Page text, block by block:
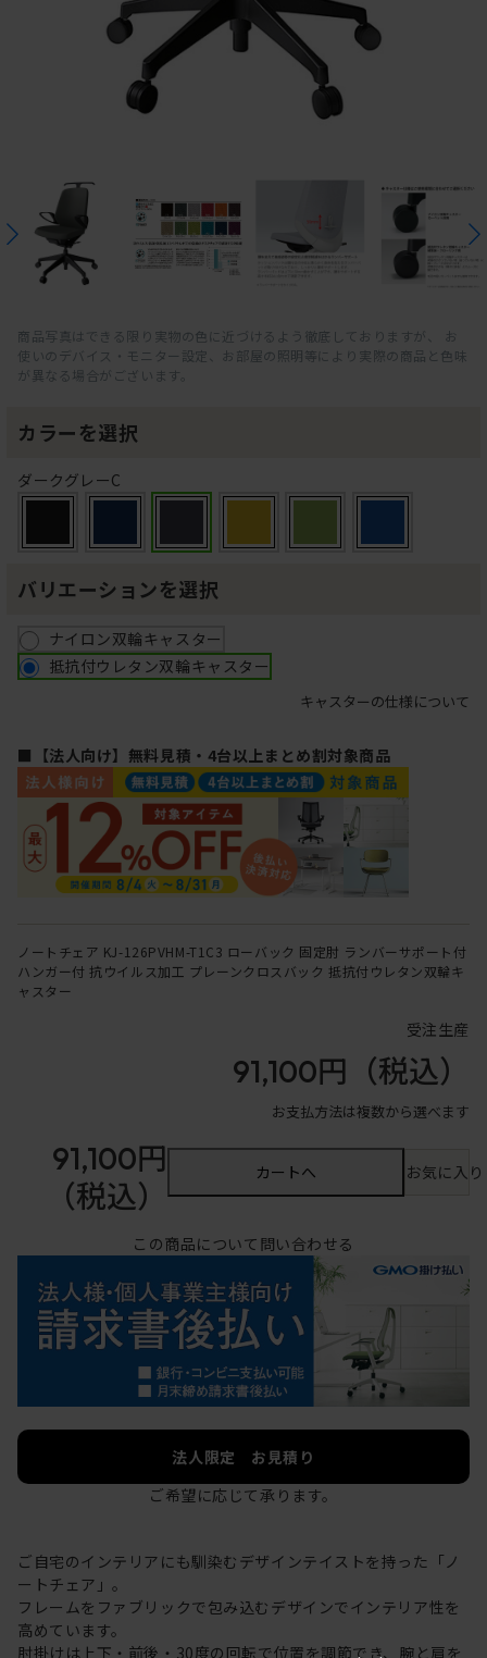
商品写真はできる限り実物の色に近づけるよう徹底しておりますが、 お
使いのデバイス・モニター設定、お部屋の照明等により実際の商品と色味
が異なる場合がございます。
カラーを選択
ダークグレーC
バリエーションを選択
ナイロン双輪キャスター
抵抗付ウレタン双輪キャスター
キャスターの仕様について
■【法人向け】無料見積・4台以上まとめ割対象商品
ノートチェア KJ-126PVHM-T1C3 ローバック 固定肘 ランバーサポート付
ハンガー付 抗ウイルス加工 プレーンクロスバック 抵抗付ウレタン双輪キ
ャスター
受注生産
91,100円 （税込）
お支払方法は複数から選べます
91,100円
（税込）
カートへ お気に入
この商品について問い合わせる
法人限定 お見積り
ご希望に応じて承ります。
ご自宅のインテリアにも馴染むデザインテイストを持った「ノ
ートチェア」。
フレームをファブリックで包み込むデザインでインテリア性を
高めています。
肘掛けは上下・前後・30度の回転で位置を調節でき、腕と肩を